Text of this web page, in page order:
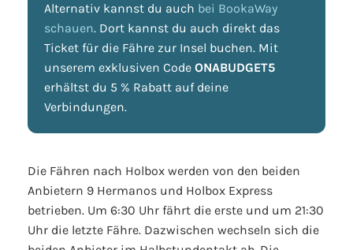
Alternativ kannst du auch bei BookaWay
schauen. Dort kannst du auch direkt das
Ticket für die Fähre zur Insel buchen. Mit
unserem exklusiven Code ONABUDGET5
erhältst du 5 % Rabatt auf deine
Verbindungen.
Die Fähren nach Holbox werden von den beiden
Anbietern 9 Hermanos und Holbox Express
betrieben. Um 6:30 Uhr fährt die erste und um 21:30
Uhr die letzte Fähre. Dazwischen wechseln sich die